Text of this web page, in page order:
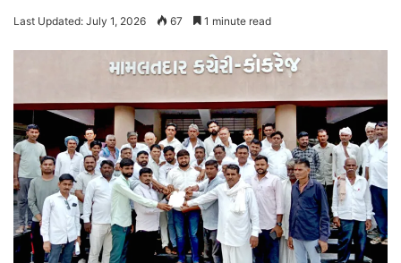
Last Updated: July 1, 2026 67 1 minute read